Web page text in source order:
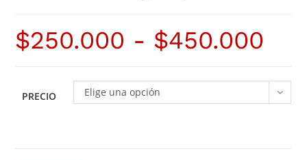
$250.000 - $450.000
PRECIO Elige una opción